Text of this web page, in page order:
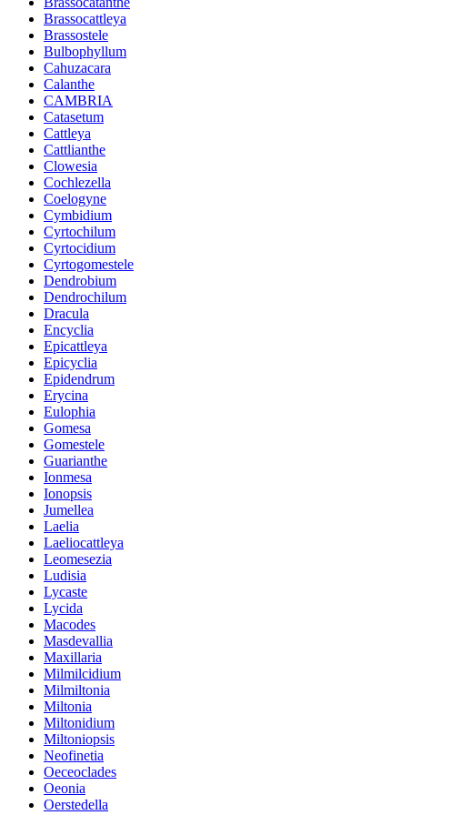
Brassocattleya
Brassostele
Bulbophyllum
Cahuzacara
Calanthe
CAMBRIA
Catasetum
Cattleya
Cattlianthe
Clowesia
Cochlezella
Coelogyne
Cymbidium
Cyrtochilum
Cyrtocidium
Cyrtogomestele
Dendrobium
Dendrochilum
Dracula
Encyclia
Epicattleya
Epicyclia
Epidendrum
Erycina
Eulophia
Gomesa
Gomestele
Guarianthe
Ionmesa
Ionopsis
Jumellea
Laelia
Laeliocattleya
Leomesezia
Ludisia
Lycaste
Lycida
Macodes
Masdevallia
Maxillaria
Milmilcidium
Milmiltonia
Miltonia
Miltonidium
Miltoniopsis
Neofinetia
Oeceoclades
Oeonia
Oerstedella